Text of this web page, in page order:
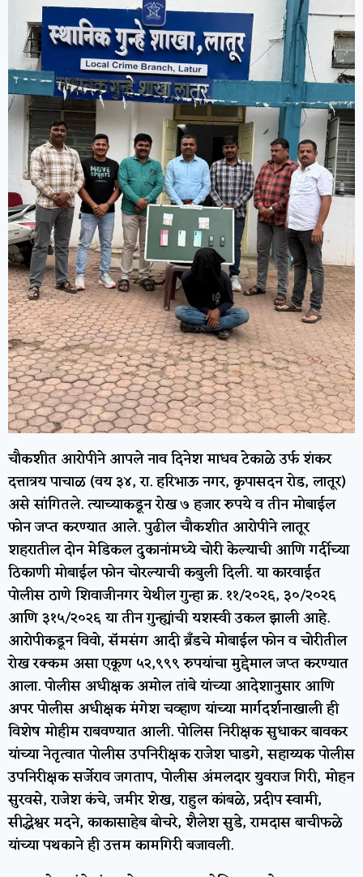
चौकशीत आरोपीने आपले नाव दिनेश माधव टेकाळे उर्फ शंकर
दत्तात्रय पाचाळ (वय ३४, रा. हरिभाऊ नगर, कृपासदन रोड, लातूर)
असे सांगितले. त्याच्याकडून रोख ७ हजार रुपये व तीन मोबाईल
फोन जप्त करण्यात आले. पुढील चौकशीत आरोपीने लातूर
शहरातील दोन मेडिकल दुकानांमध्ये चोरी केल्याची आणि गर्दीच्या
ठिकाणी मोबाईल फोन चोरल्याची कबुली दिली. या कारवाईत
पोलीस ठाणे शिवाजीनगर येथील गुन्हा क्र. ११/२०२६, ३०/२०२६
आणि ३१५/२०२६ या तीन गुन्ह्यांची यशस्वी उकल झाली आहे.
आरोपीकडून विवो, सॅमसंग आदी ब्रँडचे मोबाईल फोन व चोरीतील
रोख रक्कम असा एकूण ५२,९९९ रुपयांचा मुद्देमाल जप्त करण्यात
आला. पोलीस अधीक्षक अमोल तांबे यांच्या आदेशानुसार आणि
अपर पोलीस अधीक्षक मंगेश चव्हाण यांच्या मार्गदर्शनाखाली ही
विशेष मोहीम राबवण्यात आली. पोलिस निरीक्षक सुधाकर बावकर
यांच्या नेतृत्वात पोलीस उपनिरीक्षक राजेश घाडगे, सहाय्यक पोलीस
उपनिरीक्षक सर्जेराव जगताप, पोलीस अंमलदार युवराज गिरी, मोहन
सुरवसे, राजेश कंचे, जमीर शेख, राहुल कांबळे, प्रदीप स्वामी,
सीद्धेश्वर मदने, काकासाहेब बोचरे, शैलेश सुडे, रामदास बाचीफळे
यांच्या पथकाने ही उत्तम कामगिरी बजावली.